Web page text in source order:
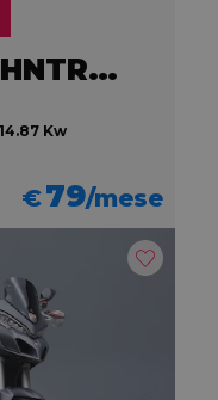
ROYAL ENFIELD HNTR 350
Kw
€79/mese